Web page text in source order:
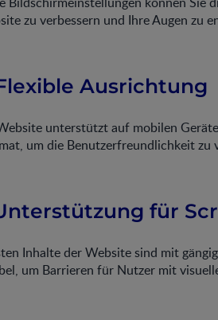
zu verbessern und Ihre Augen zu
Ausrichtung
unterstützt auf mobilen
um die Benutzerfreundlichkeit zu
für
Inhalte der Website sind mit
um Barrieren für Nutzer mit